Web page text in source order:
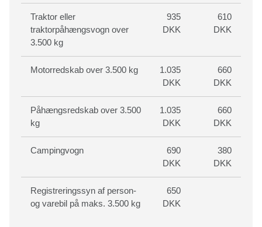
Traktor eller
traktorpåhængsvogn over
3.500 kg
935
DKK
610
DKK
Motorredskab over 3.500 kg
1.035
DKK
660
DKK
Påhængsredskab over 3.500
kg
1.035
DKK
660
DKK
Campingvogn
690
DKK
380
DKK
Registreringssyn af person-
og varebil på maks. 3.500 kg
650
DKK